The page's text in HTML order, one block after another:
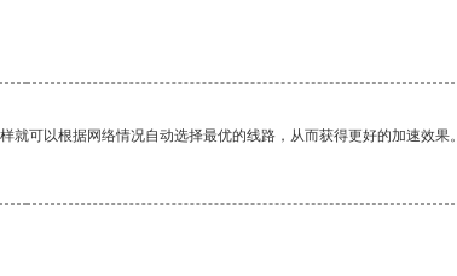
可以根据网络情况自动选择最优的线路，从而获得更好的加速效果。